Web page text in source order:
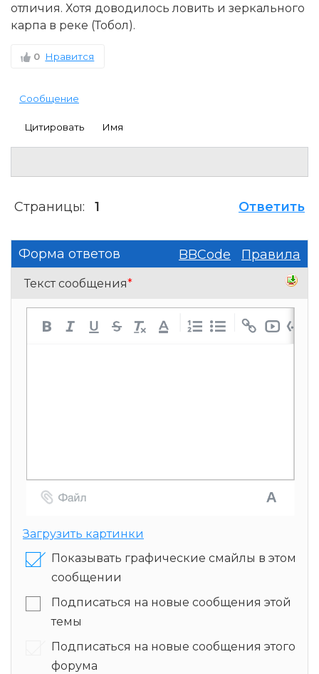
отличия. Хотя доводилось ловить и зеркального
карпа в реке (Тобол).
0 Нравится
Сообщение
Цитировать Имя
Страницы: 1 Ответить
BBCode Правила
Форма ответов
Текст сообщения*
Загрузить картинки
Показывать графические смайлы в этом
сообщении
Подписаться на новые сообщения этой
темы
Подписаться на новые сообщения этого
форума